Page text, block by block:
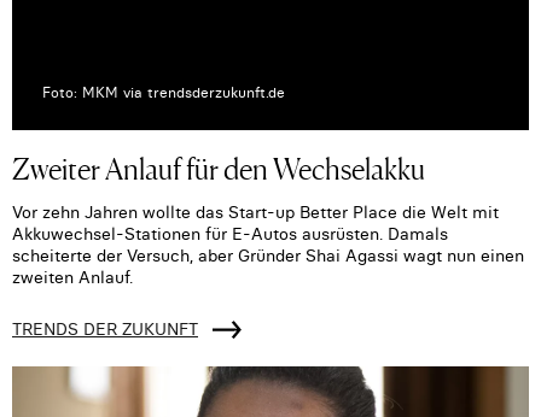
Foto: MKM via trendsderzukunft.de
Zweiter Anlauf für den Wechselakku
Vor zehn Jahren wollte das Start-up Better Place die Welt mit
Akkuwechsel-Stationen für E-Autos ausrüsten. Damals
scheiterte der Versuch, aber Gründer Shai Agassi wagt nun einen
zweiten Anlauf.
TRENDS DER ZUKUNFT